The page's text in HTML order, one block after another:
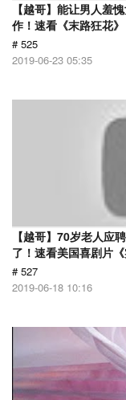
【越哥】能让男人羞
作！速看《末路狂花》
# 525
2019-06-23 05:35
【越哥】70岁老人应
了！速看美国喜剧片《
# 527
2019-06-18 10:16